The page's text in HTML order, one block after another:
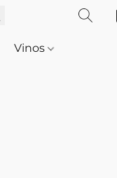
Vinos